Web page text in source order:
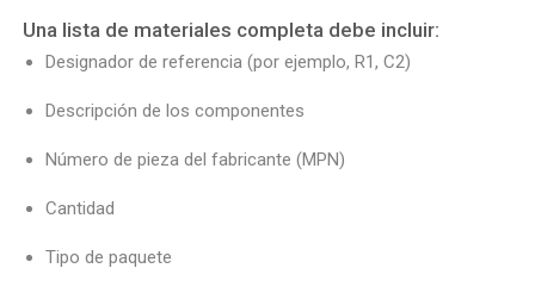
Una lista de materiales completa debe incluir:
Designador de referencia (por ejemplo, R1, C2)
Descripción de los componentes
Número de pieza del fabricante (MPN)
Cantidad
Tipo de paquete